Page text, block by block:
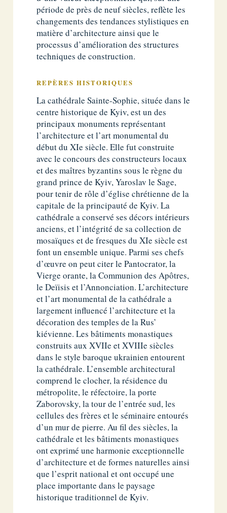
période de près de neuf siècles, reflète les
changements des tendances stylistiques en
matière d’architecture ainsi que le
processus d’amélioration des structures
techniques de construction.
REPÈRES HISTORIQUES
La cathédrale Sainte-Sophie, située dans le
centre historique de Kyiv, est un des
principaux monuments représentant
l’architecture et l’art monumental du
début du XIe siècle. Elle fut construite
avec le concours des constructeurs locaux
et des maîtres byzantins sous le règne du
grand prince de Kyiv, Yaroslav le Sage,
pour tenir de rôle d’église chrétienne de la
capitale de la principauté de Kyiv. La
cathédrale a conservé ses décors intérieurs
anciens, et l’intégrité de sa collection de
mosaïques et de fresques du XIe siècle est
font un ensemble unique. Parmi ses chefs
d’œuvre on peut citer le Pantocrator, la
Vierge orante, la Communion des Apôtres,
le Deïisis et l’Annonciation. L’architecture
et l’art monumental de la cathédrale a
largement influencé l’architecture et la
décoration des temples de la Rus’
kiévienne. Les bâtiments monastiques
construits aux XVIIe et XVIIIe siècles
dans le style baroque ukrainien entourent
la cathédrale. L’ensemble architectural
comprend le clocher, la résidence du
métropolite, le réfectoire, la porte
Zaborovsky, la tour de l’entrée sud, les
cellules des frères et le séminaire entourés
d’un mur de pierre. Au fil des siècles, la
cathédrale et les bâtiments monastiques
ont exprimé une harmonie exceptionnelle
d’architecture et de formes naturelles ainsi
que l’esprit national et ont occupé une
place importante dans le paysage
historique traditionnel de Kyiv.